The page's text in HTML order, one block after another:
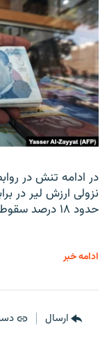
در ادامه تنش در
نزولی ارزش لیر در
حدود ۱۸ درصد سقوط کرد.
ادامه خبر
ارسال